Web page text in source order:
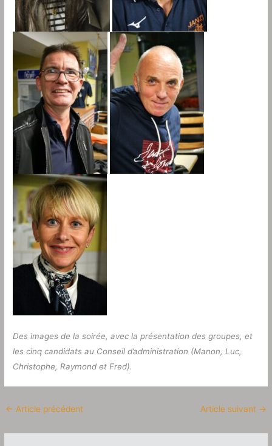
Des images de la soirée, avec la présentation des groupes, et
les cinq candidats au Conseil d’administration (Manon, Luc,
Christophe, Raymond et Fred).
← Article précédent Article suivant →